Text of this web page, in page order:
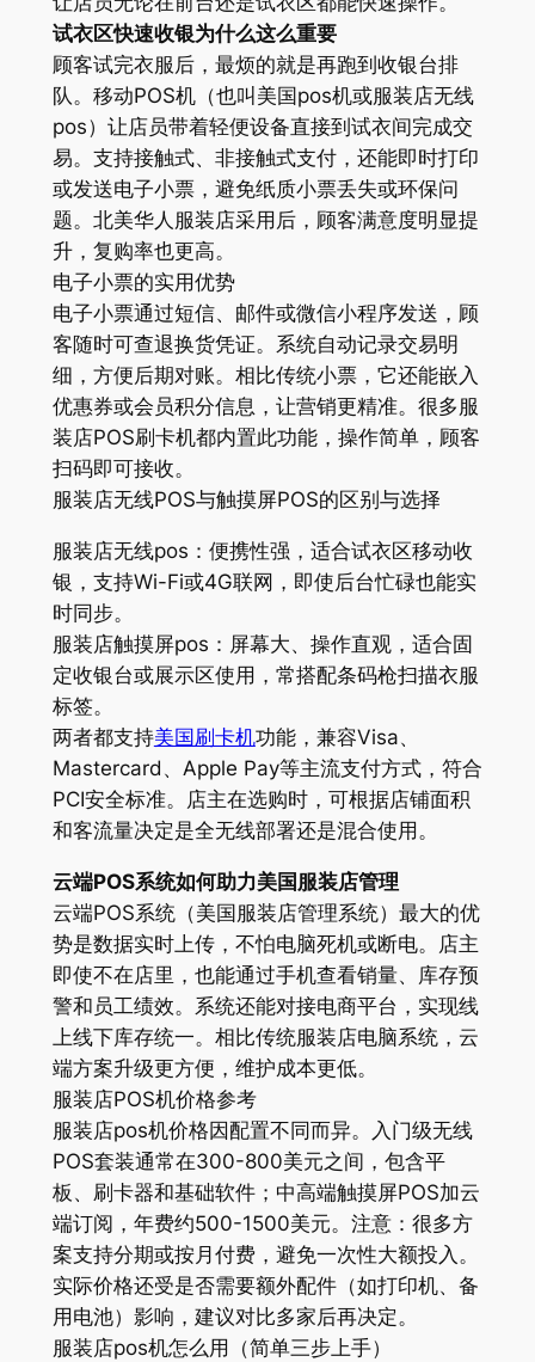
试衣区快速收银为什么这么重要
顾客试完衣服后，最烦的就是再跑到收银台排
队。移动POS机（也叫美国pos机或服装店无线
pos）让店员带着轻便设备直接到试衣间完成交
易。支持接触式、非接触式支付，还能即时打印
或发送电子小票，避免纸质小票丢失或环保问
题。北美华人服装店采用后，顾客满意度明显提
升，复购率也更高。
电子小票的实用优势
电子小票通过短信、邮件或微信小程序发送，顾
客随时可查退换货凭证。系统自动记录交易明
细，方便后期对账。相比传统小票，它还能嵌入
优惠券或会员积分信息，让营销更精准。很多服
装店POS刷卡机都内置此功能，操作简单，顾客
扫码即可接收。
服装店无线POS与触摸屏POS的区别与选择
服装店无线pos：便携性强，适合试衣区移动收
银，支持Wi-Fi或4G联网，即使后台忙碌也能实
时同步。
服装店触摸屏pos：屏幕大、操作直观，适合固
定收银台或展示区使用，常搭配条码枪扫描衣服
标签。
两者都支持美国刷卡机功能，兼容Visa、
Mastercard、Apple Pay等主流支付方式，符合
PCI安全标准。店主在选购时，可根据店铺面积
和客流量决定是全无线部署还是混合使用。
云端POS系统如何助力美国服装店管理
云端POS系统（美国服装店管理系统）最大的优
势是数据实时上传，不怕电脑死机或断电。店主
即使不在店里，也能通过手机查看销量、库存预
警和员工绩效。系统还能对接电商平台，实现线
上线下库存统一。相比传统服装店电脑系统，云
端方案升级更方便，维护成本更低。
服装店POS机价格参考
服装店pos机价格因配置不同而异。入门级无线
POS套装通常在300-800美元之间，包含平
板、刷卡器和基础软件；中高端触摸屏POS加云
端订阅，年费约500-1500美元。注意：很多方
案支持分期或按月付费，避免一次性大额投入。
实际价格还受是否需要额外配件（如打印机、备
用电池）影响，建议对比多家后再决定。
服装店pos机怎么用（简单三步上手）